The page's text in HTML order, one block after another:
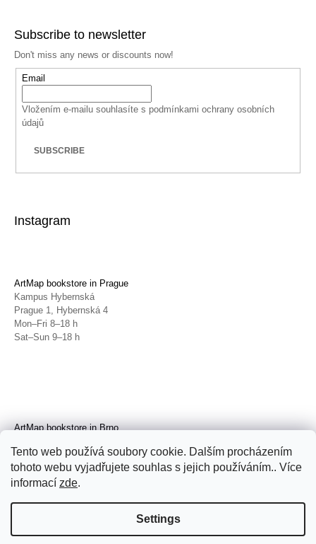
Tento web používá soubory cookie. Dalším procházením
tohoto webu vyjadřujete souhlas s jejich používáním.. Více
informací zde.
Settings
Subscribe to newsletter
Don't miss any news or discounts now!
Email
Vložením e-mailu souhlasíte s podmínkami ochrany osobních
údajů
SUBSCRIBE
Instagram
ArtMap bookstore in Prague
Kampus Hybernská
Prague 1, Hybernská 4
Mon–Fri 8–18 h
Sat–Sun 9–18 h
ArtMap bookstore in Brno
Brno, Radnická 4
Tue–Fri 11–19 h
Sat 14–19 h